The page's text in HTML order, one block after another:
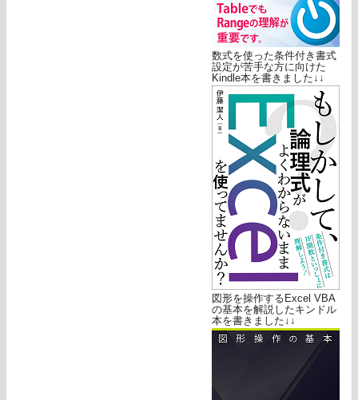
数式を使った条件付き書式
設定が苦手な方に向けた
Kindle本を書きました↓↓
図形を操作するExcel VBA
の基本を解説したキンドル
本を書きました↓↓